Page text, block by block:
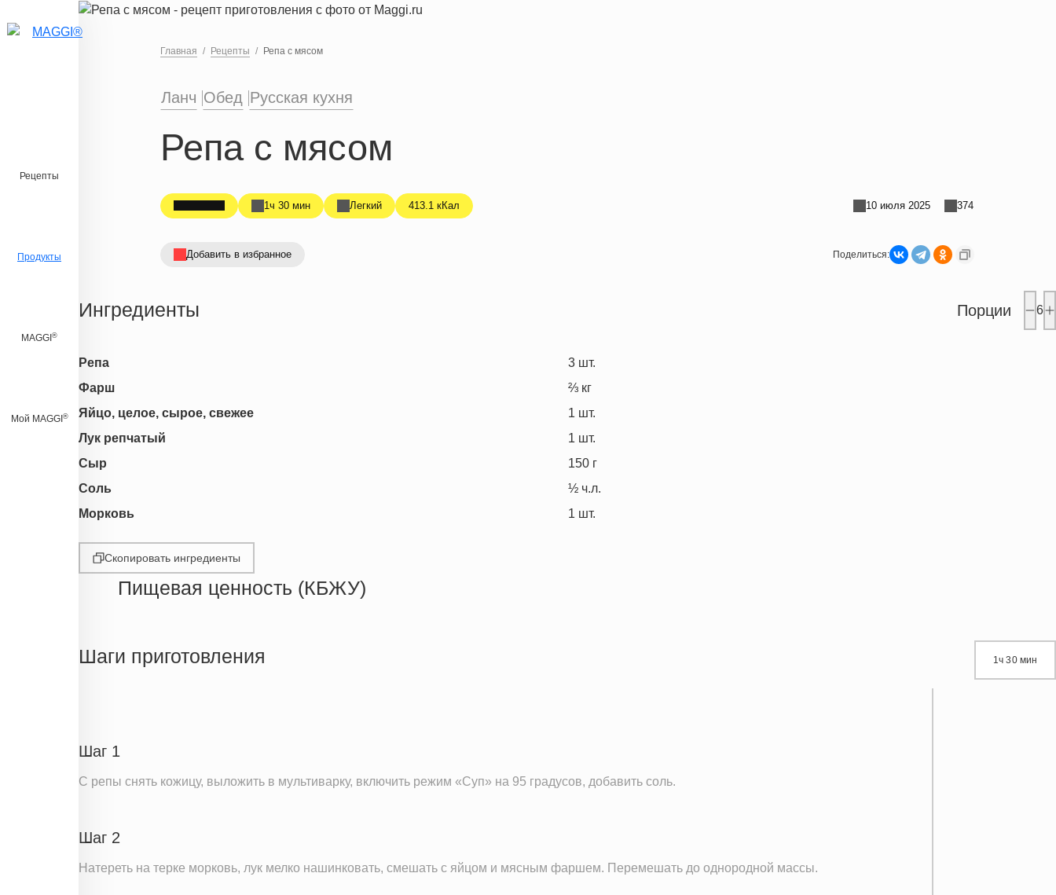
Перейти к основному содержанию
Рецепты
Продукты
MAGGI ®
Мой MAGGI ®
Главная Рецепты Репа с мясом
Ланч Обед Русская кухня
Репа с мясом
1ч 30 мин Легкий 413.1 кКал 10 июля 2025 374
Добавить в избранное Поделиться:
Ингредиенты Порции 6
Репа 3 шт.
Фарш
⅔ кг
Яйцо, целое, сырое, свежее
1 шт.
Лук репчатый
1 шт.
Сыр
150 г
Соль
½ ч.л.
Морковь
1 шт.
Скопировать ингредиенты
Пищевая ценность (КБЖУ)
Белки
Натрий
616.8 мг
Кальций
Железо
1.6 мг
Шаги приготовления 1ч 30 мин
Шаг 1
С репы снять кожицу, выложить в мультиварку, включить режим «Суп» на 95 градусов, добавить соль.
Шаг 2
Натереть на терке морковь, лук мелко нашинковать, смешать с яйцом и мясным фаршем. Перемешать до однородной массы.